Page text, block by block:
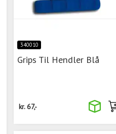
340010
Grips Til Hendler Blå
kr.67,-